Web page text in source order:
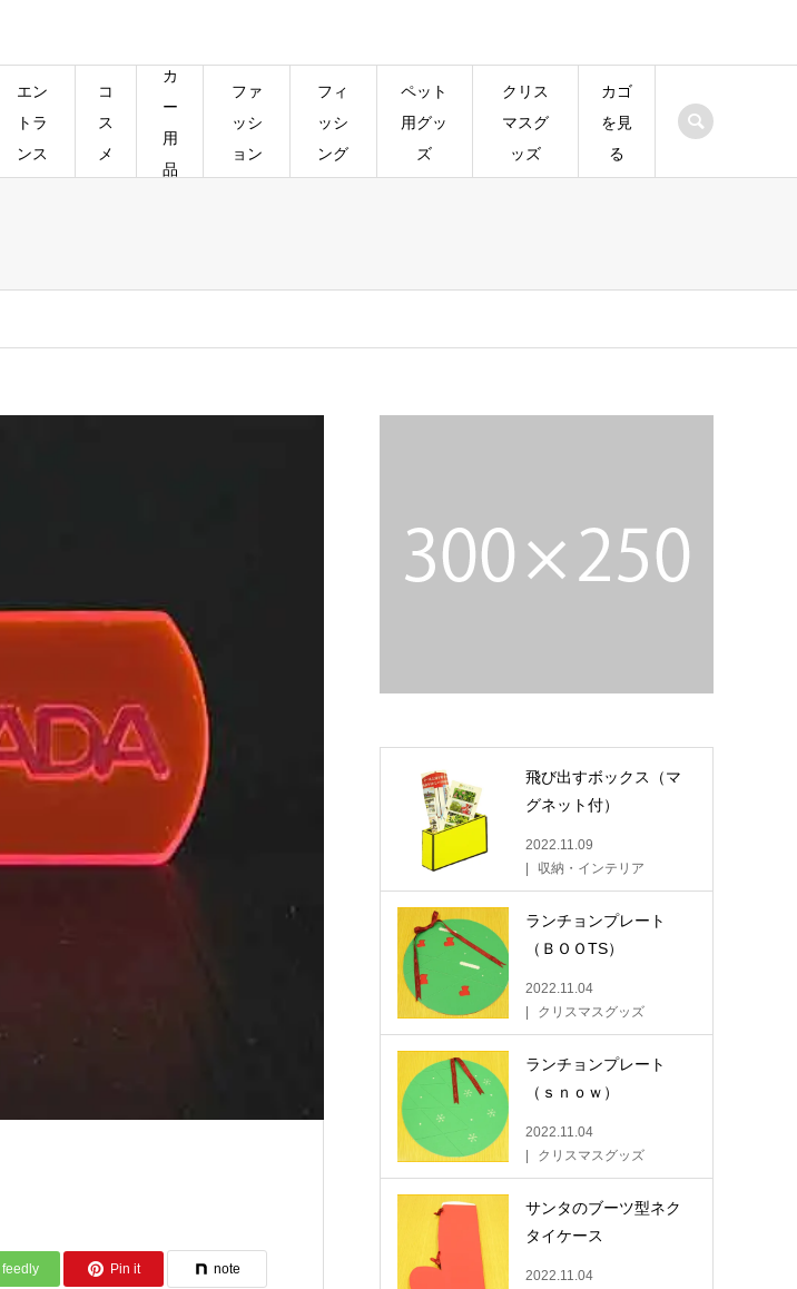
エン
トラ
ンス
コ
ス
メ
カ
ー
用
品
ファ
ッシ
ョン
フィ
ッシ
ング
ペット
用グッ
ズ
クリス
マスグ
ッズ
カゴ
を見
る
feedly Pin it note
飛び出すボックス（マ
グネット付）
2022.11.09
収納・インテリア
ランチョンプレート
（ＢＯＯTS）
2022.11.04
クリスマスグッズ
ランチョンプレート
（ｓｎｏｗ）
2022.11.04
クリスマスグッズ
サンタのブーツ型ネク
タイケース
2022.11.04